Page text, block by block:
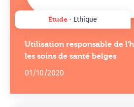
Étude ∙ Ethique
Utilisation responsable de
les soins de santé belges
01/10/2020